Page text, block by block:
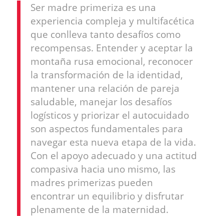
Ser madre primeriza es una
experiencia compleja y multifacética
que conlleva tanto desafíos como
recompensas. Entender y aceptar la
montaña rusa emocional, reconocer
la transformación de la identidad,
mantener una relación de pareja
saludable, manejar los desafíos
logísticos y priorizar el autocuidado
son aspectos fundamentales para
navegar esta nueva etapa de la vida.
Con el apoyo adecuado y una actitud
compasiva hacia uno mismo, las
madres primerizas pueden
encontrar un equilibrio y disfrutar
plenamente de la maternidad.